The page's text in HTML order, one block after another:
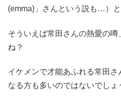
(emma)」さんという説も…）と
そういえば常田さんの熱愛の噂
ね？
イケメンで才能あふれる常田
なる方も多いのではないでしょ